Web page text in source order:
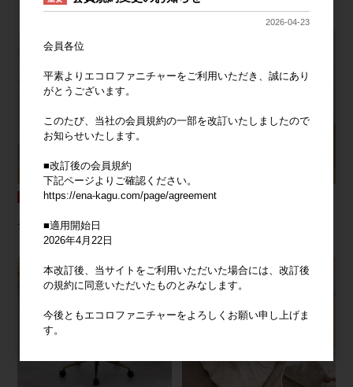
デスクセット
2026-04-23
会員各位
平素よりエコロファニチャーをご利用いただき、誠にあり
がとうございます。
このたび、当社の会員規約の一部を改訂いたしましたので
お知らせいたします。
■改訂後の会員規約
下記ページよりご確認ください。
https://ena-kagu.com/page/agreement
■適用開始日
2026年4月22日
本改訂後、当サイトをご利用いただいた場合には、改訂後
の規約に同意いただいたものとみなします。
今後ともエコロファニチャーをよろしくお願い申し上げま
す。